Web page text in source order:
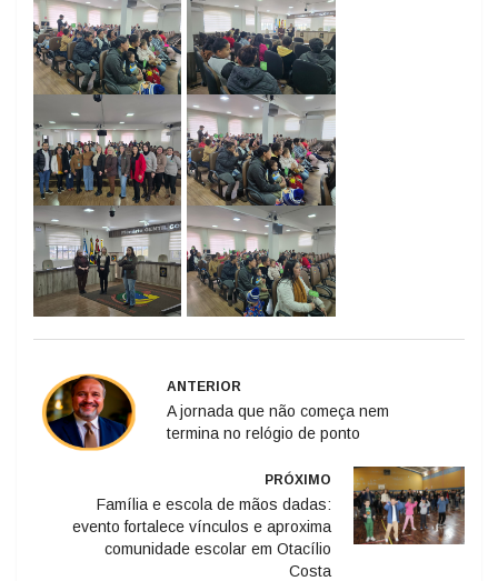
ANTERIOR
A jornada que não começa nem
termina no relógio de ponto
PRÓXIMO
Família e escola de mãos dadas:
evento fortalece vínculos e aproxima
comunidade escolar em Otacílio
Costa